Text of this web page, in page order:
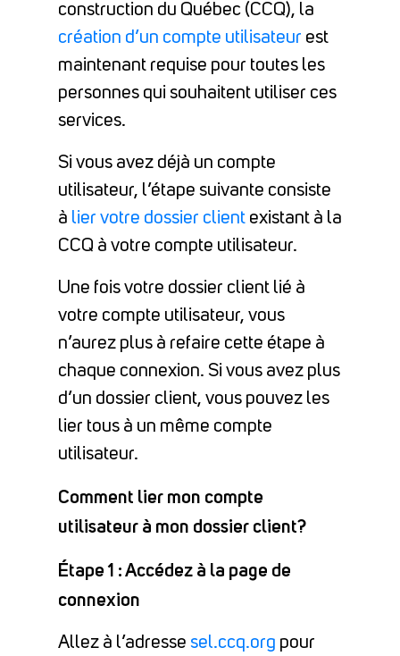
construction du Québec (CCQ), la
création d’un compte utilisateur est
maintenant requise pour toutes les
personnes qui souhaitent utiliser ces
services.
Si vous avez déjà un compte
utilisateur, l’étape suivante consiste
à lier votre dossier client existant à la
CCQ à votre compte utilisateur.
Une fois votre dossier client lié à
votre compte utilisateur, vous
n’aurez plus à refaire cette étape à
chaque connexion. Si vous avez plus
d’un dossier client, vous pouvez les
lier tous à un même compte
utilisateur.
Comment lier mon compte
utilisateur à mon dossier client?
Étape 1 : Accédez à la page de
connexion
Allez à l’adresse sel.ccq.org pour